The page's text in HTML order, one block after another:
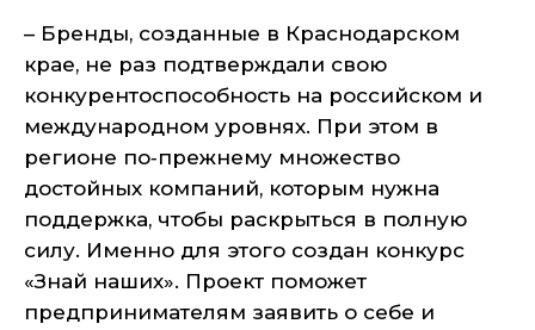
– Бренды, созданные в Краснодарском
крае, не раз подтверждали свою
конкурентоспособность на российском и
международном уровнях. При этом в
регионе по‑прежнему множество
достойных компаний, которым нужна
поддержка, чтобы раскрыться в полную
силу. Именно для этого создан конкурс
«Знай наших». Проект поможет
предпринимателям заявить о себе и